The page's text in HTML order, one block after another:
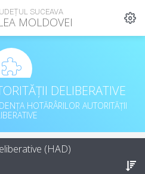
SUCEAVA
MOLDOVEI
DELIBERATIVE
HOTĂRÂRILOR AUTORITĂȚII
(HAD)